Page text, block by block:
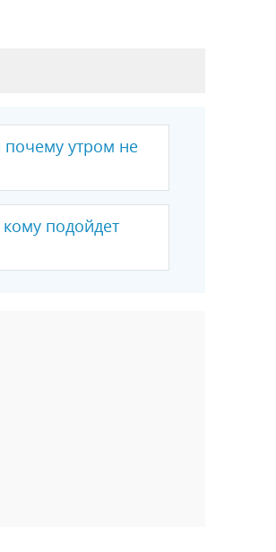
утром не
подойдет